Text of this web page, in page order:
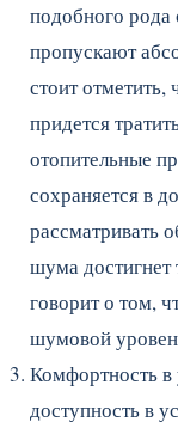
подобного рода
пропускают
стоит отметить,
придется
отопительные
сохраняется в
рассматривать
шума достигнет
говорит о том,
шумовой
Комфортность в
доступность в